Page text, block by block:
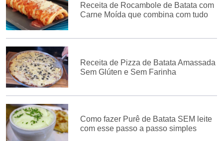
Receita de Rocambole de Batata com
Carne Moída que combina com tudo
Receita de Pizza de Batata Amassada
Sem Glúten e Sem Farinha
Como fazer Purê de Batata SEM leite
com esse passo a passo simples